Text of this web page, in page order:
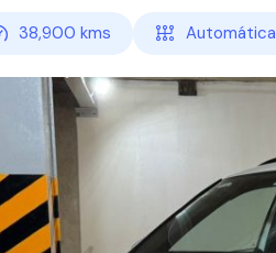
38,900 kms Automática